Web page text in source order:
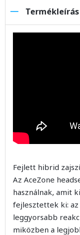
Termékleírás
Fejlett hibrid
Az AceZone
használnak, amit
fejlesztettek ki: az
leggyorsabb
miközben a